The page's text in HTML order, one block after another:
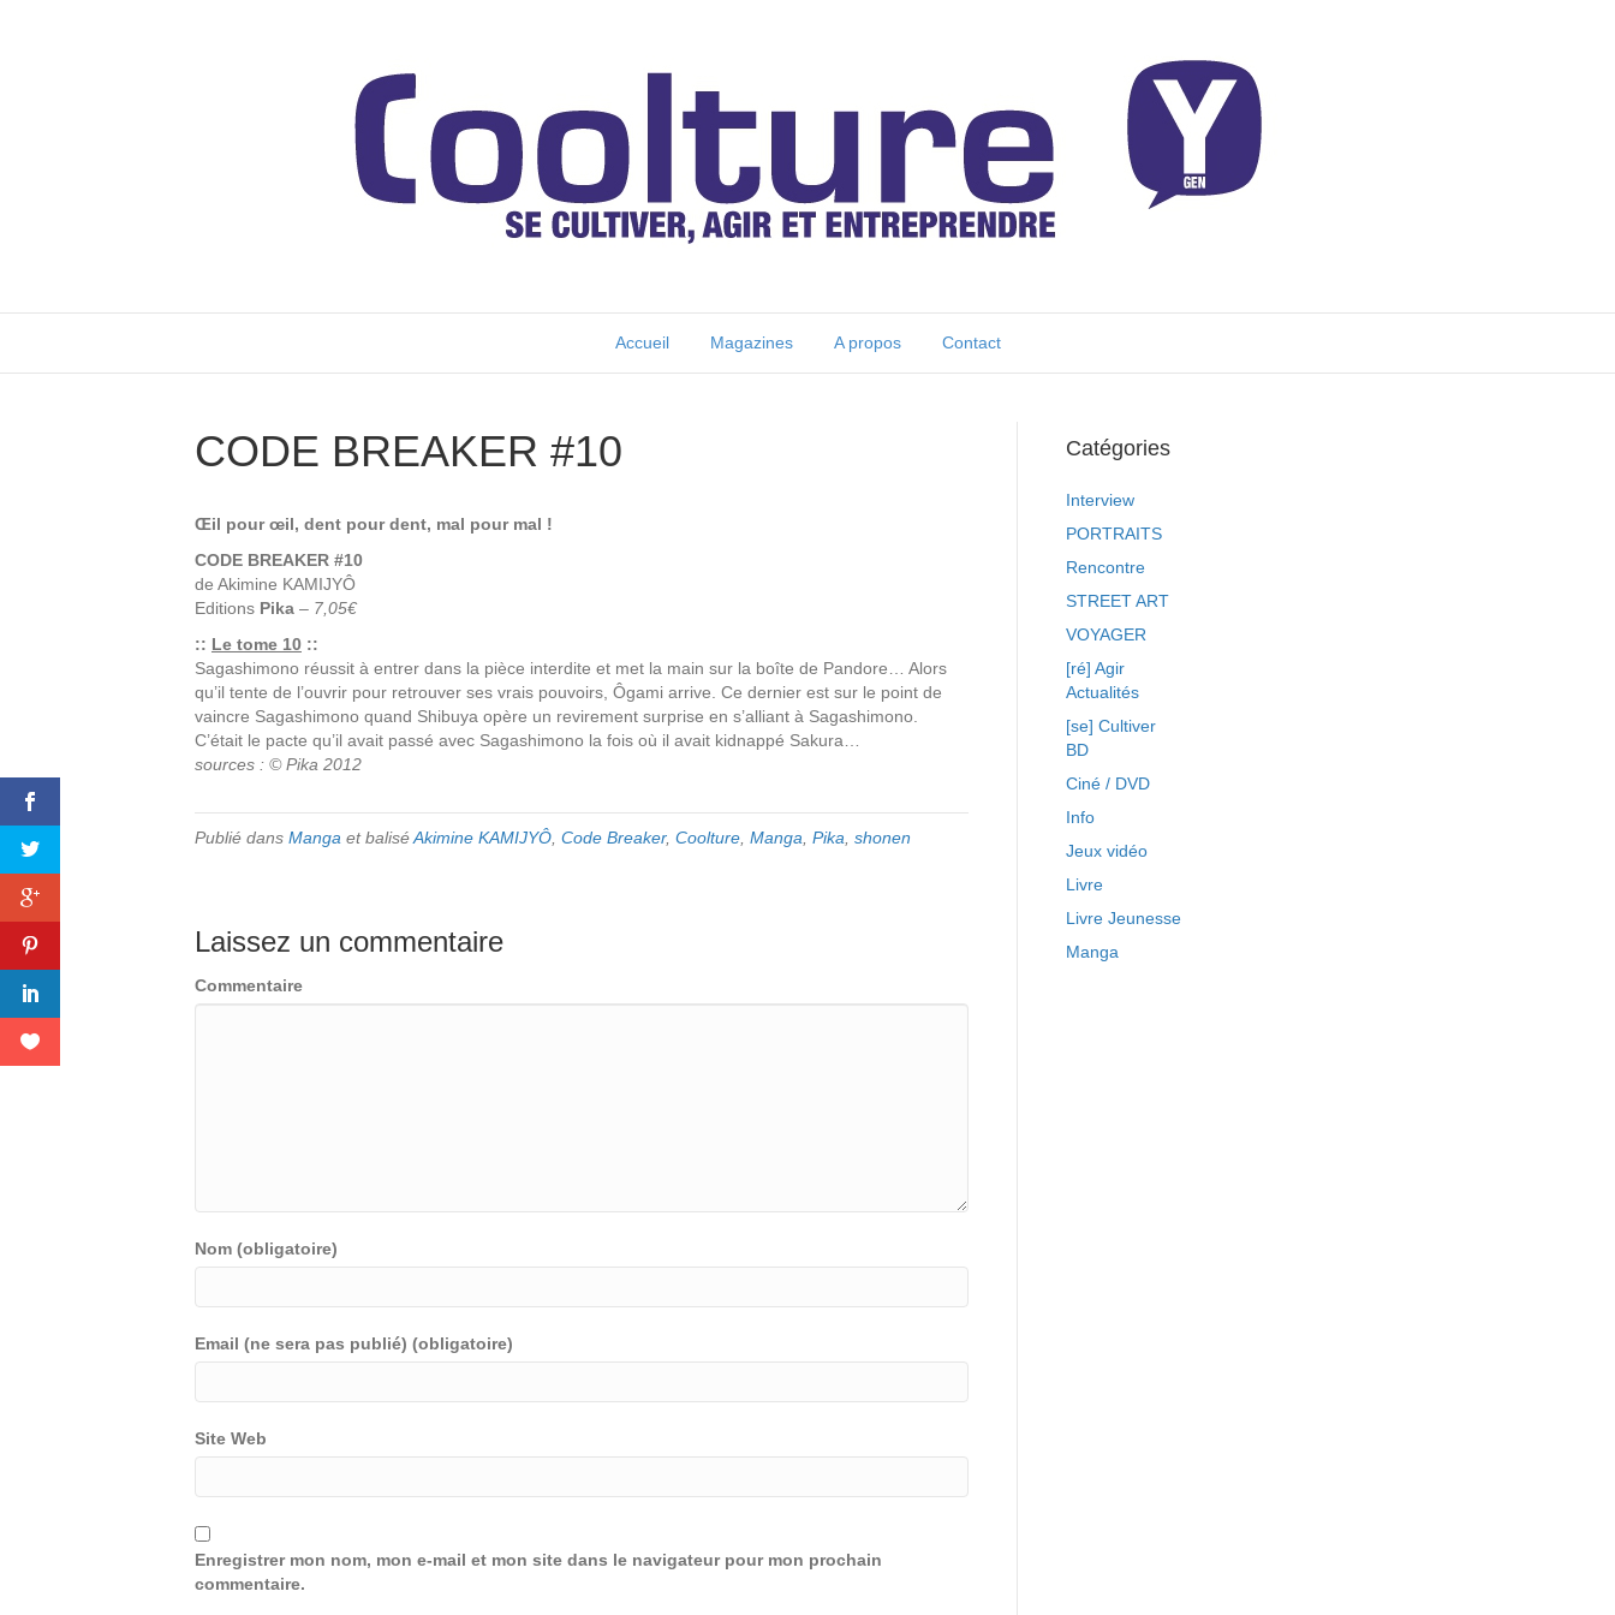
Accueil Magazines A propos Contact
CODE BREAKER #10
Œil pour œil, dent pour dent, mal pour mal !
CODE BREAKER #10
de Akimine KAMIJYÔ
Editions Pika – 7,05€
:: Le tome 10 ::
Sagashimono réussit à entrer dans la pièce interdite et met la main sur la boîte de Pandore… Alors
qu’il tente de l’ouvrir pour retrouver ses vrais pouvoirs, Ôgami arrive. Ce dernier est sur le point de
vaincre Sagashimono quand Shibuya opère un revirement surprise en s’alliant à Sagashimono.
C’était le pacte qu’il avait passé avec Sagashimono la fois où il avait kidnappé Sakura…
sources : © Pika 2012
Publié dans Manga et baliséAkimine KAMIJYÔ Code Breaker, Coolture Manga Pika shonen
Laissez un commentaire
Commentaire
Nom (obligatoire)
Email (ne sera pas publié) (obligatoire)
Site Web
Enregistrer mon nom, mon e-mail et mon site dans le navigateur pour mon prochain
commentaire.
Catégories
Interview
PORTRAITS
Rencontre
STREET ART
VOYAGER
[ré] Agir
Actualités
[se] Cultiver
BD
Ciné / DVD
Info
Jeux vidéo
Livre
Livre Jeunesse
Manga